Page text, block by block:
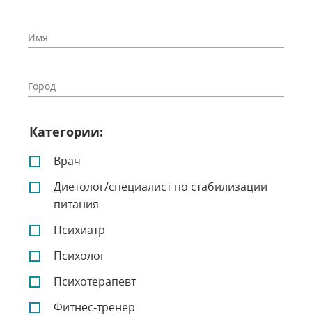
Категории:
Врач
Диетолог/специалист по стабилизации
питания
Психиатр
Психолог
Психотерапевт
Фитнес-тренер